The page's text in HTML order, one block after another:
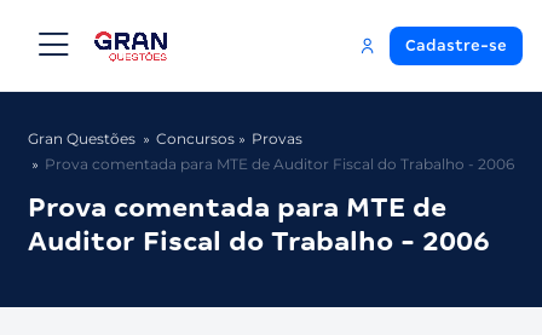
Cadastre-se
Gran Questões Concursos
Provas
Prova comentada para MTE de Auditor Fiscal do Trabalho - 2006
Prova comentada para MTE de
Auditor Fiscal do Trabalho - 2006